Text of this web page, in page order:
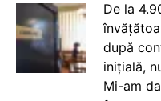
De la
după
inițială,
Mi-am